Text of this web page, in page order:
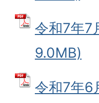
令和7年7
9.0MB)
令和7年6